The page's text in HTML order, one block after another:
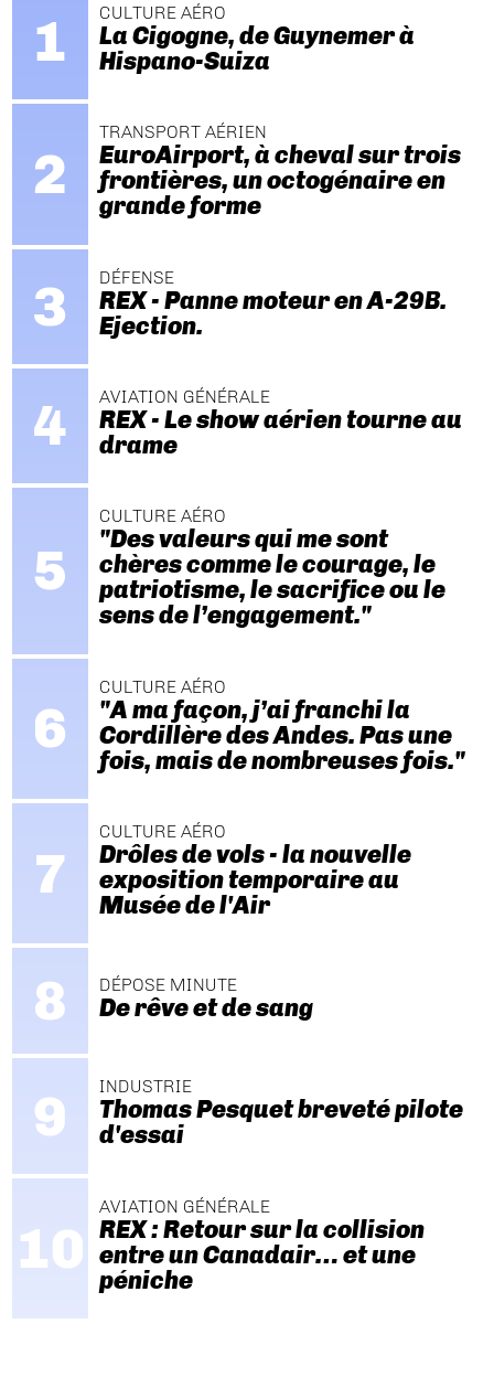
CULTURE AÉRO
La Cigogne, de Guynemer à
Hispano-Suiza
TRANSPORT AÉRIEN
EuroAirport, à cheval sur trois
frontières, un octogénaire en
grande forme
DÉFENSE
REX - Panne moteur en A-29B.
Ejection.
AVIATION GÉNÉRALE
REX - Le show aérien tourne au
drame
CULTURE AÉRO
"Des valeurs qui me sont
chères comme le courage, le
patriotisme, le sacrifice ou le
sens de l’engagement."
CULTURE AÉRO
"A ma façon, j’ai franchi la
Cordillère des Andes. Pas une
fois, mais de nombreuses fois."
CULTURE AÉRO
Drôles de vols - la nouvelle
exposition temporaire au
Musée de l'Air
DÉPOSE MINUTE
De rêve et de sang
INDUSTRIE
Thomas Pesquet breveté pilote
d'essai
AVIATION GÉNÉRALE
REX : Retour sur la collision
entre un Canadair… et une
péniche